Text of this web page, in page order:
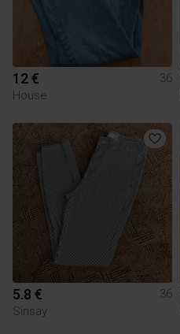
12 €
36
House
5.8 €
36
Sinsay